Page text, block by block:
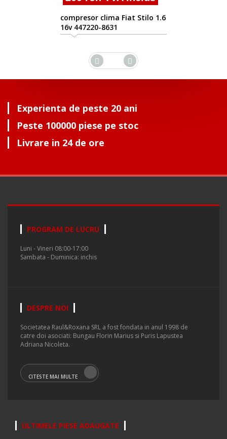
Experienta de peste 20 ani
Peste 100000 piese pe stoc
Livrare in 24 de ore
PROGRAM DE LUCRU
Luni - Vineri 08:00-17:00
Sambata - Duminica: inchis
DESPRE NOI
Societatea Raul&Roxana SRL a fost fondata in anul 1998 de
catre doi asociati: Bungau Florin Marius si Puris Lapustea
Adriana Nicoleta.
CITESTE MAI MULTE
ULTIMELE PIESE ADAUGATE